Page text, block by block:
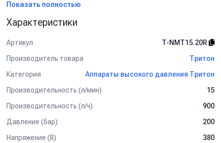
Дополнительная комплектация:
Манометр
до 50 сек)
Кнопкой на 12В для установки на стену.
Рама на колесах
Барабан для шланга от 10 м до 50 м
Пенокомплект
Шланг высокого давления от 1 м до 50 м
Система пескоструй
Спектр применения:
Показать полностью
Характеристики
Артикул
T-NMT15.20R
Производитель товара
Тритон
Категория
Аппараты высокого давления Тритон
Производительность (л/мин)
15
Производительность (л/ч)
900
Давление (бар)
200
Напряжение (В)
380